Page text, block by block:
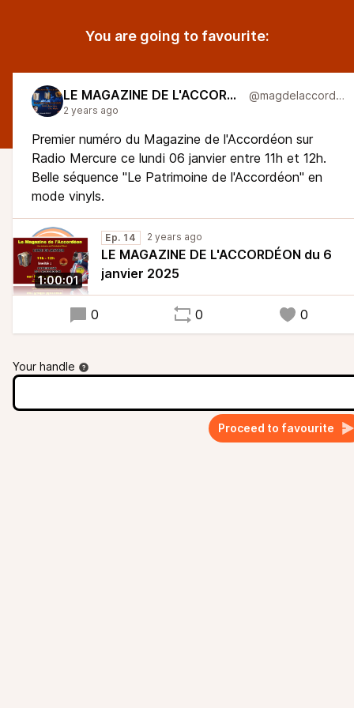
You are going to favourite:
LE MAGAZINE DE L'ACCORDÉON @magdelaccordeon
2 years ago
Premier numéro du Magazine de l'Accordéon sur
Radio Mercure ce lundi 06 janvier entre 11h et 12h.
Belle séquence "Le Patrimoine de l'Accordéon" en
mode vinyls.
1:00:01
Ep. 14 2 years ago
LE MAGAZINE DE L'ACCORDÉON du 6
janvier 2025
0 0 0
Your handle
Proceed to favourite